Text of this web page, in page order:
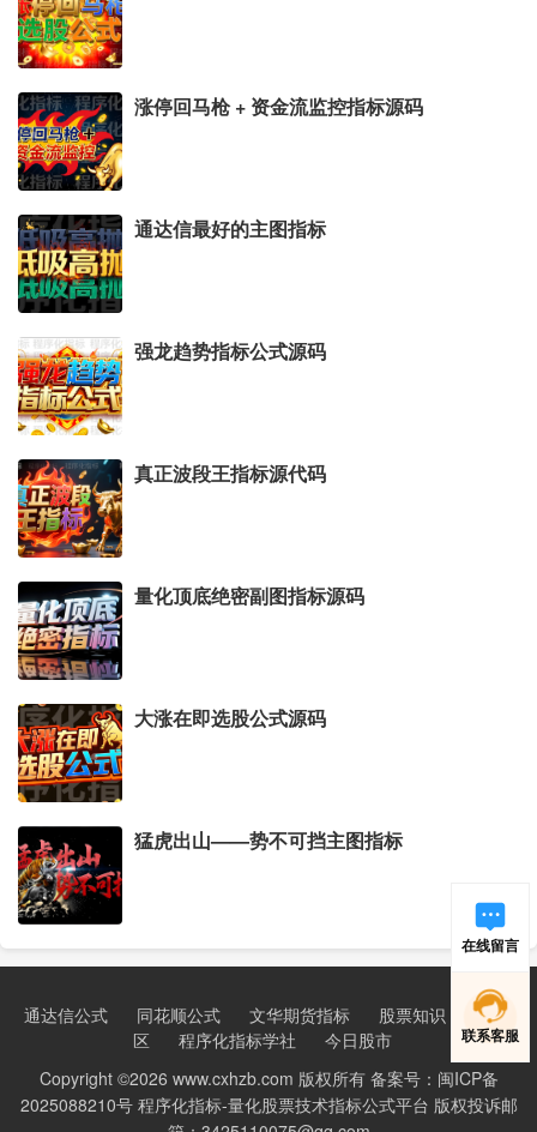
涨停回马枪 + 资金流监控指标源码
通达信最好的主图指标
强龙趋势指标公式源码
真正波段王指标源代码
量化顶底绝密副图指标源码
大涨在即选股公式源码
猛虎出山——势不可挡主图指标
通达信公式 同花顺公式 文华期货指标 股票知识
新手学
区
程序化指标学社
今日股市
Copyright ©2026 www.cxhzb.com 版权所有 备案号：闽ICP备
2025088210号 程序化指标-量化股票技术指标公式平台 版权投诉邮
在线留言
联系客服